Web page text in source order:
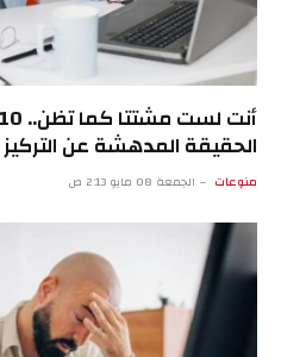
الحقيقة المدهشة عن التركيز
منوعات الجمعة 08 مايو 2:13 ص